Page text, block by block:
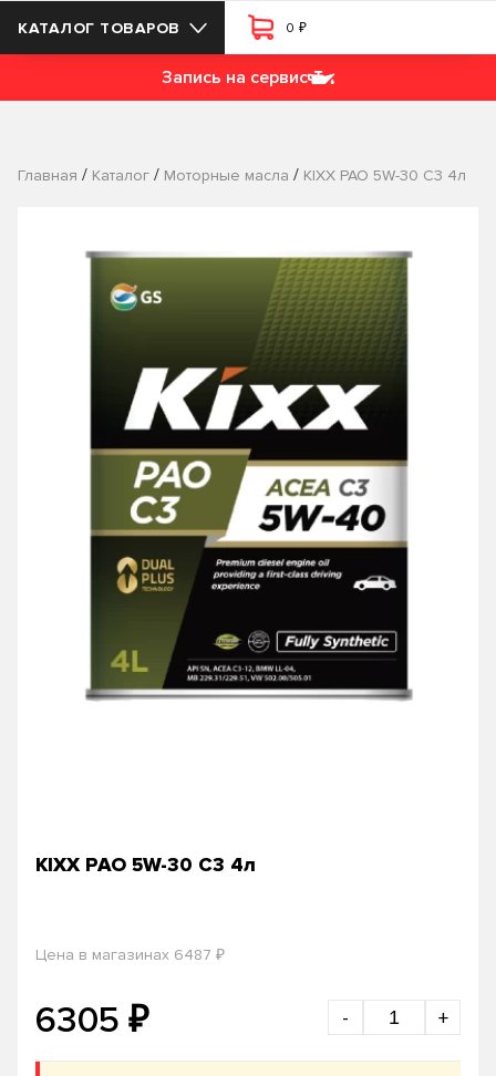
КАТАЛОГ ТОВАРОВ 0 ₽
Запись на сервис
Главная / Каталог / Моторные масла / KIXX PAO 5W-30 C3 4л
KIXX PAO 5W-30 C3 4л
Цена в магазинах 6487 ₽
6305 ₽ - +